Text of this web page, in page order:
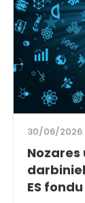
30/06/2026
ES